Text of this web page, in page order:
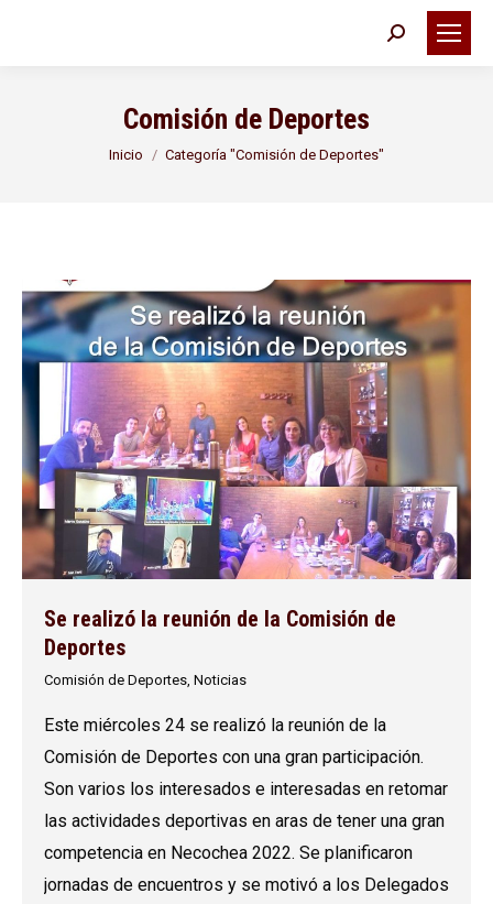
Buscar:
Comisión de Deportes
Estás aquí:
Inicio Categoría "Comisión de Deportes"
Se realizó la reunión de la Comisión de
Deportes
Comisión de Deportes Noticias
Este miércoles 24 se realizó la reunión de la
Comisión de Deportes con una gran participación.
Son varios los interesados e interesadas en retomar
las actividades deportivas en aras de tener una gran
competencia en Necochea 2022. Se planificaron
jornadas de encuentros y se motivó a los Delegados